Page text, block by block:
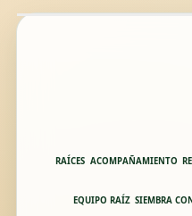
RAÍCES ACOMPAÑAMIENTO
EQUIPO RAÍZ SIEMBRA